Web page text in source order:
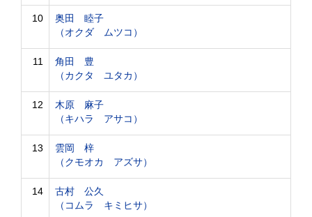
10
奥田 睦子
（オクダ ムツコ）
11
角田 豊
（カクタ ユタカ）
12
木原 麻子
（キハラ アサコ）
13
雲岡 梓
（クモオカ アズサ）
14
古村 公久
（コムラ キミヒサ）